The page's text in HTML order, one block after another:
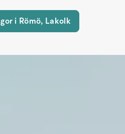
i Römö, Lakolk